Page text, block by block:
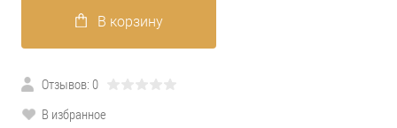
В корзину
Отзывов: 0
В избранное